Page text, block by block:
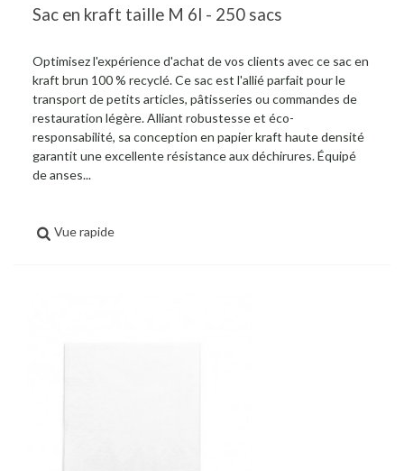
Sac en kraft taille M 6l - 250 sacs
Optimisez l'expérience d'achat de vos clients avec ce sac en
kraft brun 100 % recyclé. Ce sac est l'allié parfait pour le
transport de petits articles, pâtisseries ou commandes de
restauration légère. Alliant robustesse et éco-
responsabilité, sa conception en papier kraft haute densité
garantit une excellente résistance aux déchirures. Équipé
de anses...
Vue rapide